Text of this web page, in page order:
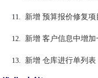
11. 新增 预算报价修复
12. 新增 客户信息中增
13. 新增 仓库进行单列